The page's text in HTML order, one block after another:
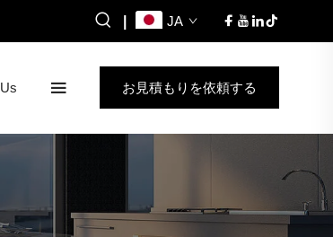
JA
お見積もりを依頼する